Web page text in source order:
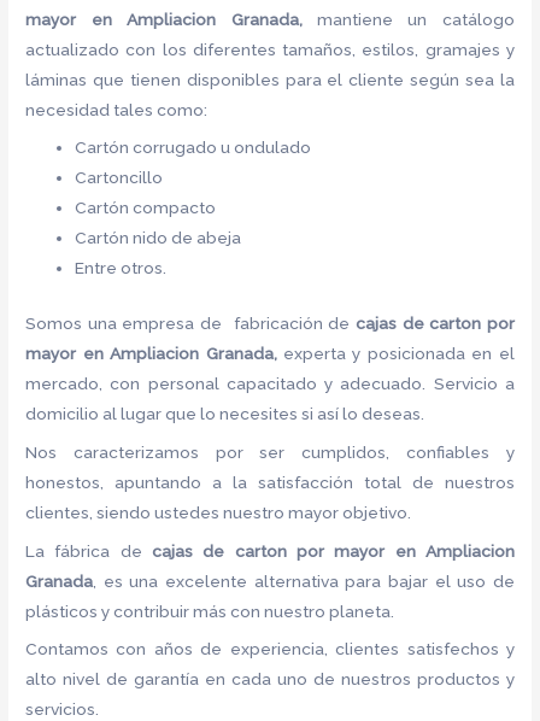
mayor en Ampliacion Granada, mantiene un catálogo
actualizado con los diferentes tamaños, estilos, gramajes y
láminas que tienen disponibles para el cliente según sea la
necesidad tales como:
Cartón corrugado u ondulado
Cartoncillo
Cartón compacto
Cartón nido de abeja
Entre otros.
Somos una empresa de fabricación de cajas de carton por
mayor en Ampliacion Granada, experta y posicionada en el
mercado, con personal capacitado y adecuado. Servicio a
domicilio al lugar que lo necesites si así lo deseas.
Nos caracterizamos por ser cumplidos, confiables y
honestos, apuntando a la satisfacción total de nuestros
clientes, siendo ustedes nuestro mayor objetivo.
La fábrica decajas de carton por mayor en Ampliacion
Granada , es una excelente alternativa para bajar el uso de
plásticos y contribuir más con nuestro planeta.
Contamos con años de experiencia, clientes satisfechos y
alto nivel de garantía en cada uno de nuestros productos y
servicios.